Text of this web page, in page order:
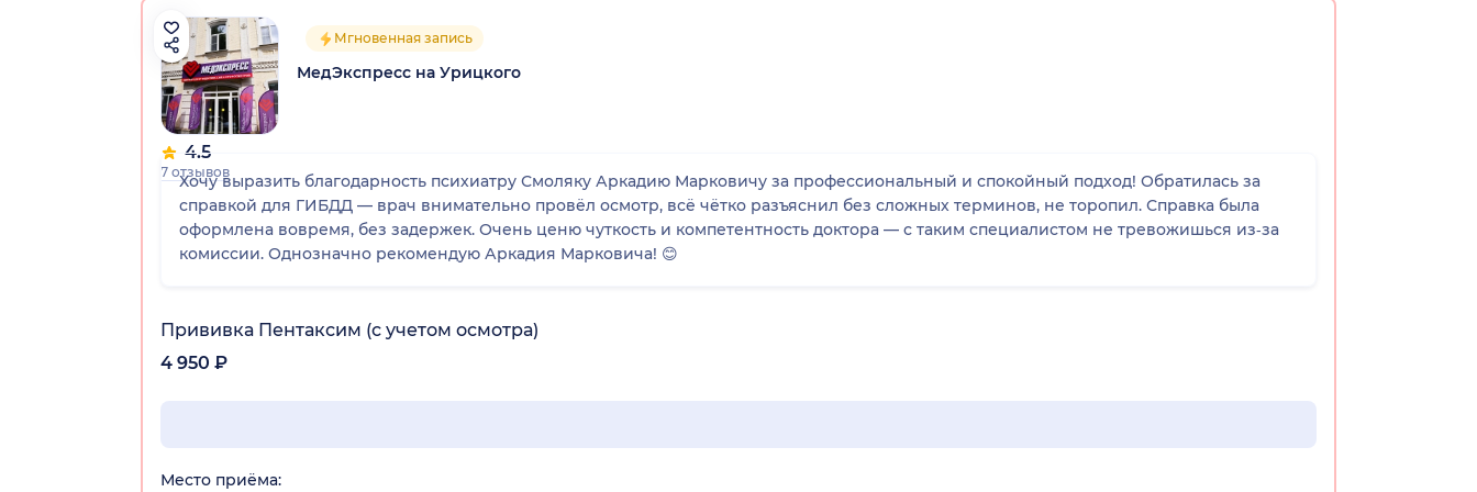
4.5
7 отзывов
Мгновенная запись
МедЭкспресс на Урицкого
Хочу выразить благодарность психиатру Смоляку Аркадию Марковичу за профессиональный и спокойный подход! Обратилась за
справкой для ГИБДД — врач внимательно провёл осмотр, всё чётко разъяснил без сложных терминов, не торопил. Справка была
оформлена вовремя, без задержек. Очень ценю чуткость и компетентность доктора — с таким специалистом не тревожишься из‑за
комиссии. Однозначно рекомендую Аркадия Марковича! 😊
Прививка Пентаксим (с учетом осмотра)
4 950 ₽
Место приёма: